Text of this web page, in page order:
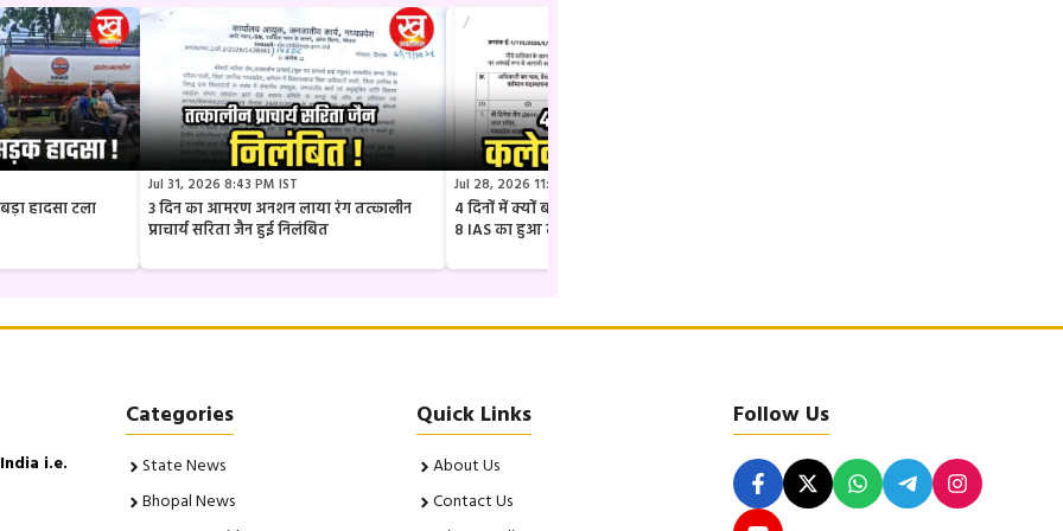
हादसा टला
Jul 31, 2026 8:43 PM IST
3 दिन का आमरण अनशन लाया रंग तत्कालीन
प्राचार्य सरिता जैन हुई निलंबित
Jul 28, 2026 11:41 PM IST
4 दिनों में क्यों बदल दिया गया कलेक्टर शहडोल
8 IAS का हुआ तबादला
i.e.
Categories
State News
Bhopal News
Quick Links
About Us
Contact Us
Follow Us